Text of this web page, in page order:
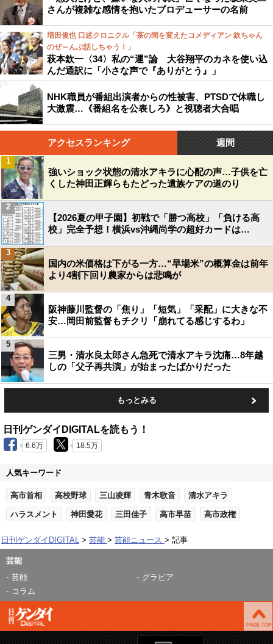
さんが複雑な感情を抱いたプロデューサーの名前
増田俊也 口述クロニクル「茶の間を変えたコメディアン 欽ちゃん
のぜ～んぶ話しちゃう！」
萩本欽一〈34〉私の“運”論 大谷翔平のカネを使い込
んだ通訳に「小さな声で『ありがとう』」
NHK職員が番組出演者からの性被害、PTSDで休職し
大激震…《番組名を公表しろ》と視聴者大合唱
アクセスランキング 週間
強いショック状態の清水アキラに心配の声…子供を亡
くした神田正輝らもたどった遺族ケアの道のり
1
【2026夏の甲子園】初戦で「勝つ高校」「負ける高
校」完全予想！横浜vs沖縄尚学の超好カードは…
2
国内の米価格は下がる一方…“早場米”の概算金は前年
より4割下回り農家からは悲鳴が
3
阪神藤川監督の「焦り」「短気」「采配」に大きな不
安…岡田前監督もチクリ「崩れてる感じするわ」
4
三男・清水良太郎さん急死で清水アキラ沈痛…8年越
しの「父子再共演」が始まったばかりだった
5
もっとみる
日刊ゲンダイDIGITALを読もう！
6.6万 18.5万
人気キーワード
高市首相 高校野球 三山凌輝 青木歌音 清水アキラ
ハラスメント 神田愛花 三田佳子 高市早苗 高市政権
日刊ゲンダイDIGITAL 芸能 芸能ニュース 記事
芸能
芸能
グラビア
コラム